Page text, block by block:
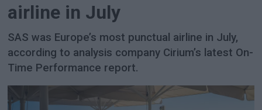
airline in July
SAS was Europe’s most punctual airline in July,
according to analysis company Cirium’s latest On-
Time Performance report.